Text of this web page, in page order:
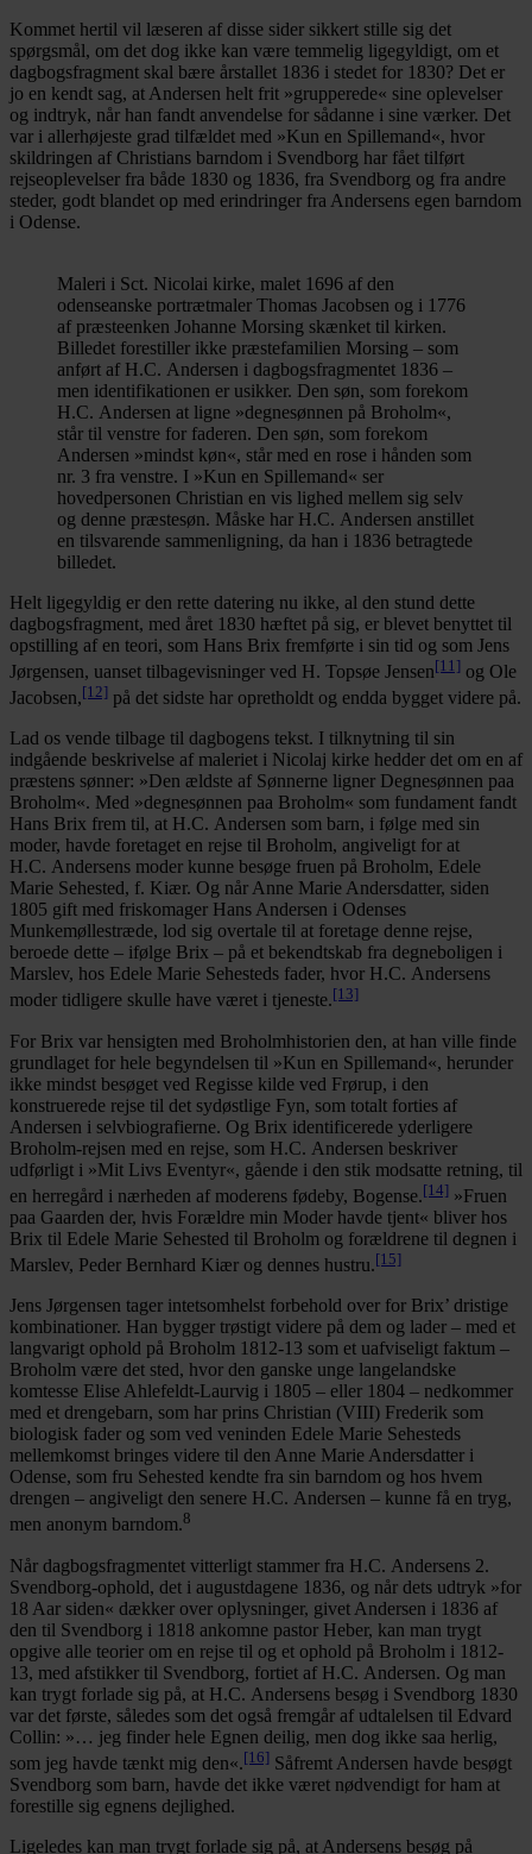
Kommet hertil vil læseren af disse sider sikkert stille sig det
spørgsmål, om det dog ikke kan være temmelig ligegyldigt, om et
dagbogsfragment skal bære årstallet 1836 i stedet for 1830? Det er
jo en kendt sag, at Andersen helt frit »grupperede« sine oplevelser
og indtryk, når han fandt anvendelse for sådanne i sine værker. Det
var i allerhøjeste grad tilfældet med »Kun en Spillemand«, hvor
skildringen af Christians barndom i Svendborg har fået tilført
rejseoplevelser fra både 1830 og 1836, fra Svendborg og fra andre
steder, godt blandet op med erindringer fra Andersens egen barndom
i Odense.
Maleri i Sct. Nicolai kirke, malet 1696 af den
odenseanske portrætmaler Thomas Jacobsen og i 1776
af præsteenken Johanne Morsing skænket til kirken.
Billedet forestiller ikke præstefamilien Morsing – som
anført af H.C. Andersen i dagbogsfragmentet 1836 –
men identifikationen er usikker. Den søn, som forekom
H.C. Andersen at ligne »degnesønnen på Broholm«,
står til venstre for faderen. Den søn, som forekom
Andersen »mindst køn«, står med en rose i hånden som
nr. 3 fra venstre. I »Kun en Spillemand« ser
hovedpersonen Christian en vis lighed mellem sig selv
og denne præstesøn. Måske har H.C. Andersen anstillet
en tilsvarende sammenligning, da han i 1836 betragtede
billedet.
Helt ligegyldig er den rette datering nu ikke, al den stund dette
dagbogsfragment, med året 1830 hæftet på sig, er blevet benyttet til
opstilling af en teori, som Hans Brix fremførte i sin tid og som Jens
Jørgensen, uanset tilbagevisninger ved H. Topsøe Jensen[11] og Ole
Jacobsen,[12] på det sidste har opretholdt og endda bygget videre på.
Lad os vende tilbage til dagbogens tekst. I tilknytning til sin
indgående beskrivelse af maleriet i Nicolaj kirke hedder det om en af
præstens sønner: »Den ældste af Sønnerne ligner Degnesønnen paa
Broholm«. Med »degnesønnen paa Broholm« som fundament fandt
Hans Brix frem til, at H.C. Andersen som barn, i følge med sin
moder, havde foretaget en rejse til Broholm, angiveligt for at
H.C. Andersens moder kunne besøge fruen på Broholm, Edele
Marie Sehested, f. Kiær. Og når Anne Marie Andersdatter, siden
1805 gift med friskomager Hans Andersen i Odenses
Munkemøllestræde, lod sig overtale til at foretage denne rejse,
beroede dette – ifølge Brix – på et bekendtskab fra degneboligen i
Marslev, hos Edele Marie Sehesteds fader, hvor H.C. Andersens
moder tidligere skulle have været i tjeneste.[13]
For Brix var hensigten med Broholmhistorien den, at han ville finde
grundlaget for hele begyndelsen til »Kun en Spillemand«, herunder
ikke mindst besøget ved Regisse kilde ved Frørup, i den
konstruerede rejse til det sydøstlige Fyn, som totalt forties af
Andersen i selvbiografierne. Og Brix identificerede yderligere
Broholm-rejsen med en rejse, som H.C. Andersen beskriver
udførligt i »Mit Livs Eventyr«, gående i den stik modsatte retning, til
en herregård i nærheden af moderens fødeby, Bogense.[14] »Fruen
paa Gaarden der, hvis Forældre min Moder havde tjent« bliver hos
Brix til Edele Marie Sehested til Broholm og forældrene til degnen i
Marslev, Peder Bernhard Kiær og dennes hustru.[15]
Jens Jørgensen tager intetsomhelst forbehold over for Brix’ dristige
kombinationer. Han bygger trøstigt videre på dem og lader – med et
langvarigt ophold på Broholm 1812-13 som et uafviseligt faktum –
Broholm være det sted, hvor den ganske unge langelandske
komtesse Elise Ahlefeldt-Laurvig i 1805 – eller 1804 – nedkommer
med et drengebarn, som har prins Christian (VIII) Frederik som
biologisk fader og som ved veninden Edele Marie Sehesteds
mellemkomst bringes videre til den Anne Marie Andersdatter i
Odense, som fru Sehested kendte fra sin barndom og hos hvem
drengen – angiveligt den senere H.C. Andersen – kunne få en tryg,
men anonym barndom.8
Når dagbogsfragmentet vitterligt stammer fra H.C. Andersens 2.
Svendborg-ophold, det i augustdagene 1836, og når dets udtryk »for
18 Aar siden« dækker over oplysninger, givet Andersen i 1836 af
den til Svendborg i 1818 ankomne pastor Heber, kan man trygt
opgive alle teorier om en rejse til og et ophold på Broholm i 1812-
13, med afstikker til Svendborg, fortiet af H.C. Andersen. Og man
kan trygt forlade sig på, at H.C. Andersens besøg i Svendborg 1830
var det første, således som det også fremgår af udtalelsen til Edvard
Collin: »… jeg finder hele Egnen deilig, men dog ikke saa herlig,
som jeg havde tænkt mig den«.[16] Såfremt Andersen havde besøgt
Svendborg som barn, havde det ikke været nødvendigt for ham at
forestille sig egnens dejlighed.
Ligeledes kan man trygt forlade sig på, at Andersens besøg på